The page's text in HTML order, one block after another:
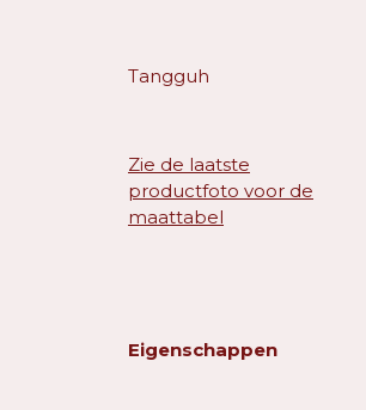
Tangguh
Zie de laatste
productfoto voor de
maattabel
Eigenschappen